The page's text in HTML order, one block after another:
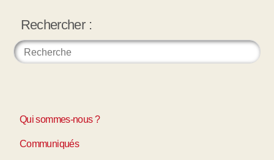
Rechercher :
Qui sommes-nous ?
Communiqués